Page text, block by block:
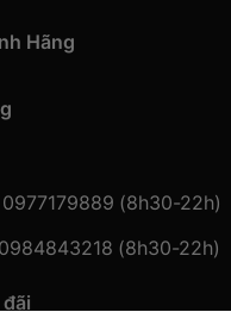
Hãng
(8h30-22h)
(8h30-22h)